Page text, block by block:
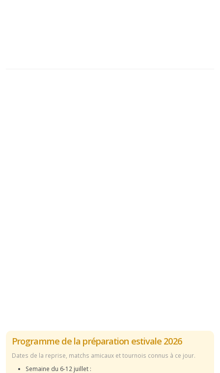
Programme de la préparation estivale 2026
Dates de la reprise, matchs amicaux et tournois connus à ce jour.
Semaine du 6-12 juillet :